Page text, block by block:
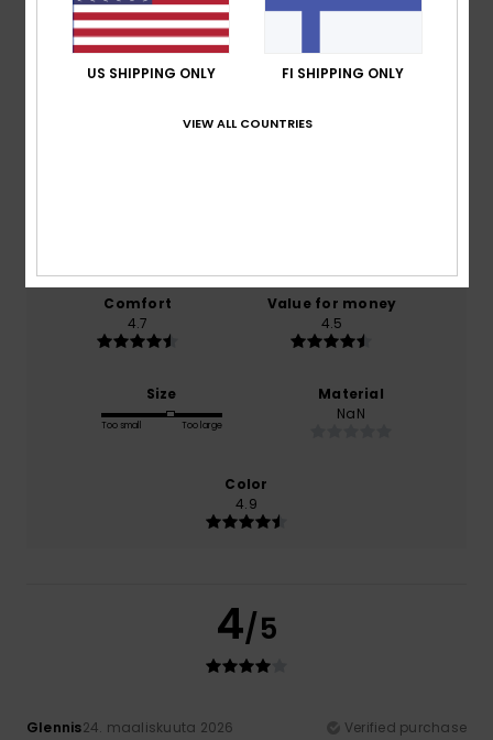
Customer Reviews
4.5
Comfort
4.7
Value for money
4.5
Size
Too small Too large
Material
NaN
Color
4.9
4/5
Glennis24. maaliskuuta 2026
Verified purchase
US SHIPPING ONLY FI SHIPPING ONLY
VIEW ALL COUNTRIES